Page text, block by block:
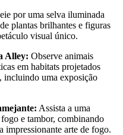
por uma selva iluminada
plantas brilhantes e figuras
visual único.
Alley: Observe animais
em habitats projetados
incluindo uma exposição
Assista a uma
e tambor, combinando
impressionante arte de fogo.